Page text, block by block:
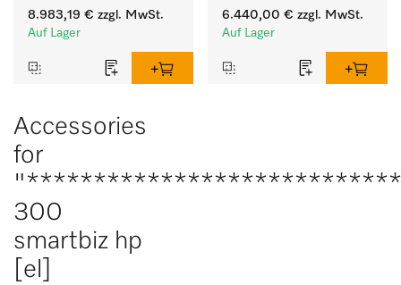
Bedienhöhe und
Ablagestange.
8.983,19 € zzgl. MwSt.
Auf Lager
Ablaufventil und
Waschmitteleinspülkasten,
programmierbar.
6.440,00 € zzgl. MwSt.
Auf Lager
Accessories
for
300
smartbiz hp
[el]